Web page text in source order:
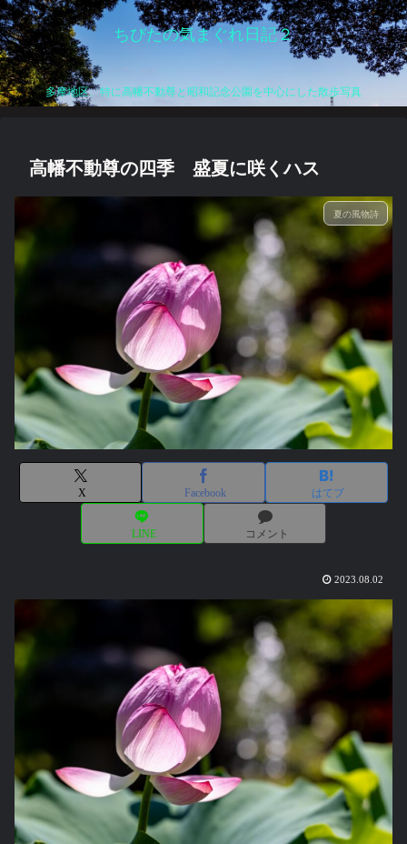
ちびたの気まぐれ日記２
多摩地区、特に高幡不動尊と昭和記念公園を中心にした散歩写真
高幡不動尊の四季 盛夏に咲くハス
夏の風物詩
X Facebook はてブ
LINE コメント
2023.08.02